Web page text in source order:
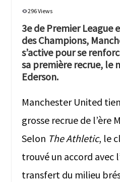
296 Views
3e de Premier League
des Champions,
s’active pour se
sa première recrue, le
Ederson.
Manchester United
grosse recrue de l’ère
Selon The Athletic, le
trouvé un accord avec
transfert du milieu